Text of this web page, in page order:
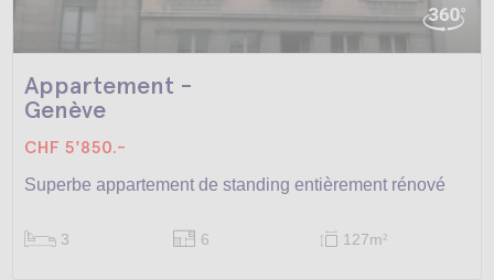
Appartement -
Genève
CHF 5'850.-
Superbe appartement de standing entièrement rénové
3 6 127m2